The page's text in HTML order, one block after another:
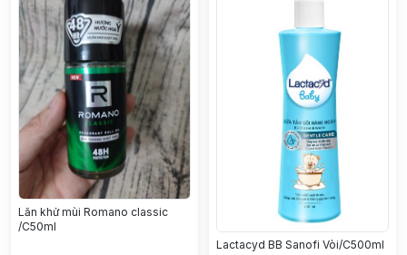
Lăn khử mùi Romano classic
/C50ml
Lactacyd BB Sanofi Vòi/C500ml